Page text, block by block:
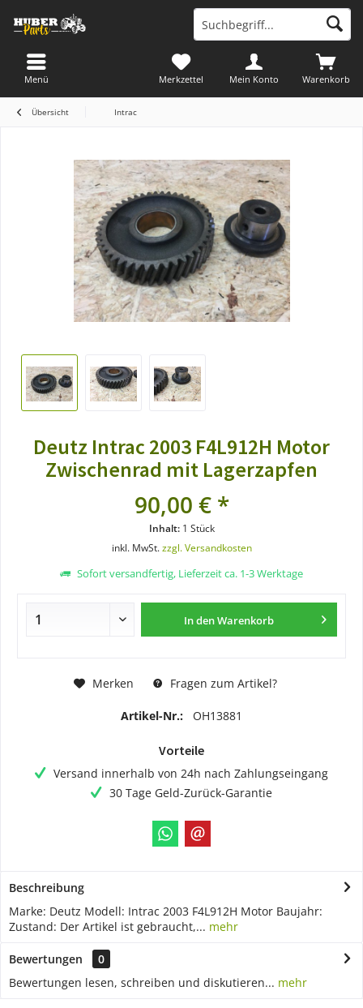
Warenkorb
Merkzettel Mein Konto
Menü
Übersicht Intrac
Deutz Intrac 2003 F4L912H Motor
Zwischenrad mit Lagerzapfen
90,00 € *
Inhalt: 1 Stück
inkl. MwSt.zzgl. Versandkosten
Sofort versandfertig, Lieferzeit ca. 1-3 Werktage
In denWarenkorb
Merken Fragen zum Artikel?
Artikel-Nr.: OH13881
Vorteile
Versand innerhalb von 24h nach Zahlungseingang
30 Tage Geld-Zurück-Garantie
Beschreibung
Marke: Deutz Modell: Intrac 2003 F4L912H Motor Baujahr:
Zustand: Der Artikel ist gebraucht,... mehr
Bewertungen
0
Bewertungen lesen, schreiben und diskutieren... mehr